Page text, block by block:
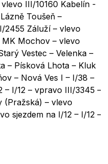
III/10160 Kabelín -
Toušeň –
2455 Záluží – vlevo
MK Mochov – vlevo
Vestec – Velenka –
– Písková Lhota – Kluk
– Nová Ves I – I/38 –
– I/12 – vpravo III/3345 –
(Pražská) – vlevo
sjezdem na I/12 – I/12 –